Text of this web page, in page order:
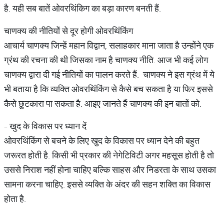
है. यही सब बातें ओवरथिंकिग का बड़ा कारण बनती हैं.
चाणक्य की नीतियों से दूर होगी ओवरथिंकिंग
आचार्य चाणक्य जिन्हें महान विद्वान, सलाहकार माना जाता है उन्होंने एक
ग्रंथ की रचना की थी जिसका नाम है चाणक्य नीति. आज भी कई लोग
चाणक्य द्वारा दी गई नीतियों का पालन करते हैं. चाणक्य ने इस ग्रंथ में ये
भी बताया है कि व्यक्ति ओवरथिंकिंग से कैसे बच सकता है या फिर इससे
कैसे छुटकारा पा सकता है. आइए जानते हैं चाणक्य की इन बातों को.
- खुद के विकास पर ध्यान दें
ओवरथिंकिंग से बचने के लिए खुद के विकास पर ध्यान देने की बहुत
जरूरत होती है. किसी भी प्रकार की नेगेटिविटी अगर महसूस होती है तो
उससे निराश नहीं होना चाहिए बल्कि साहस और निडरता के साथ उसका
सामना करना चाहिए. इससे व्यक्ति के अंदर की सहन शक्ति का विकास
होता है.